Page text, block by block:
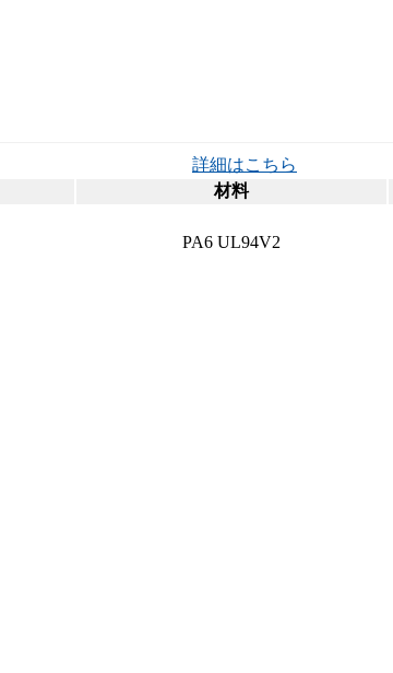
詳細はこちら
材料
PA6 UL94V2